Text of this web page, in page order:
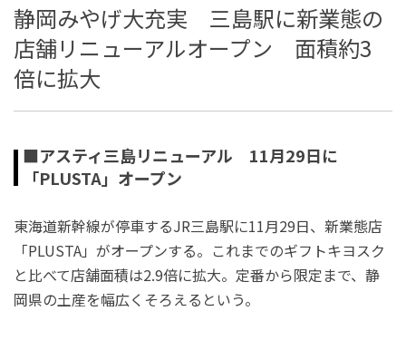
静岡みやげ大充実 三島駅に新業態の
店舗リニューアルオープン 面積約3
倍に拡大
■アスティ三島リニューアル 11月29日に
「PLUSTA」オープン
東海道新幹線が停車するJR三島駅に11月29日、新業態店
「PLUSTA」がオープンする。これまでのギフトキヨスク
と比べて店舗面積は2.9倍に拡大。定番から限定まで、静
岡県の土産を幅広くそろえるという。